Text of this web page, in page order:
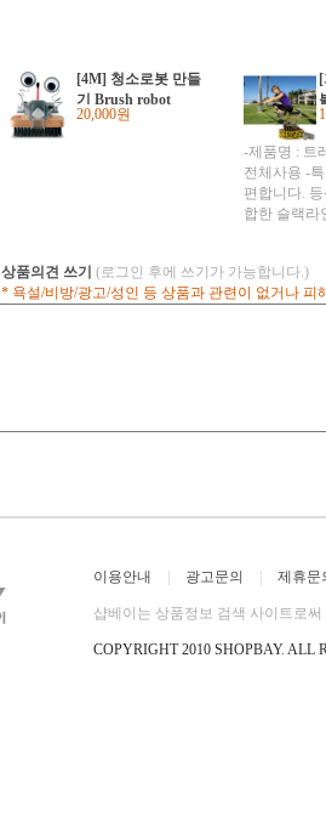
[4M] 청소로봇 만들
기 Brush robot
20,000원
-제품명 : 트
전체사용 -
편합니다.
합한 슬랙라
상품의견 쓰기 (로그인 후에 쓰기가 가능합니다.)
* 욕설/비방/광고/성인 등 상품과 관련이 없거나
이용안내 광고문의 제휴문
샵베이는 상품정보 검색 사이트로
COPYRIGHT 2010 SHOPBAY. ALL